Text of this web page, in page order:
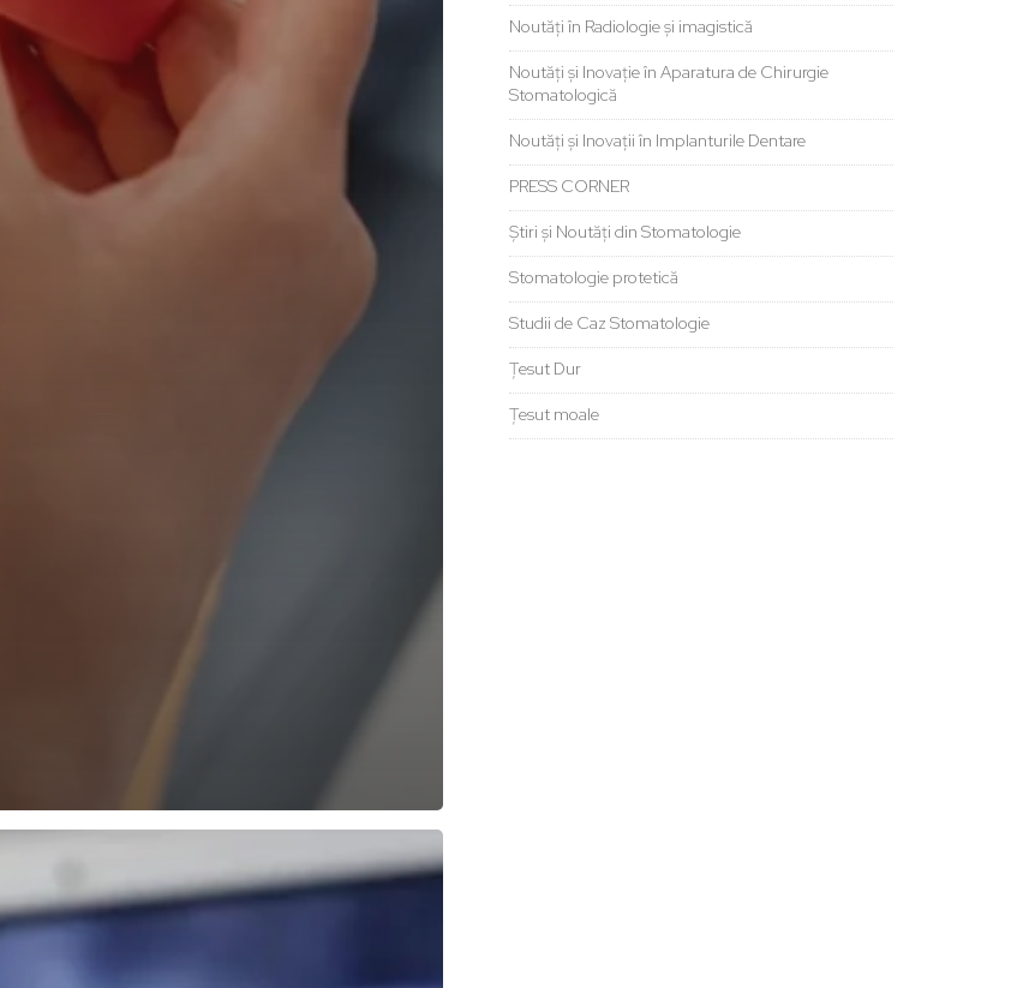
Noutăți în Radiologie și imagistică
Noutăți și Inovație în Aparatura de Chirurgie
Stomatologică
Noutăți și Inovații în Implanturile Dentare
PRESS CORNER
Știri și Noutăți din Stomatologie
Stomatologie protetică
Studii de Caz Stomatologie
Țesut Dur
Țesut moale